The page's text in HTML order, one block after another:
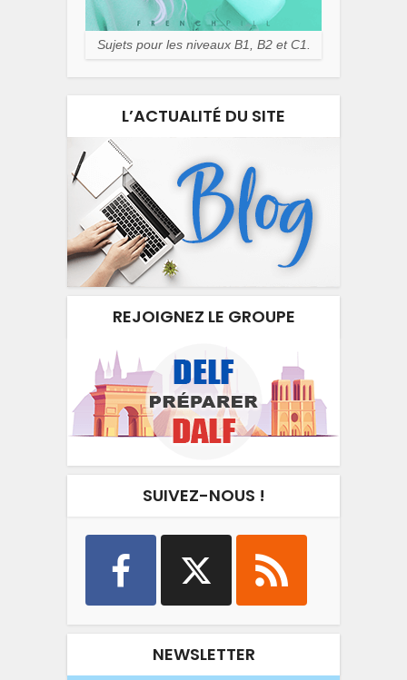
Sujets pour les niveaux B1, B2 et C1.
L’ACTUALITÉ DU SITE
REJOIGNEZ LE GROUPE
SUIVEZ-NOUS !
NEWSLETTER